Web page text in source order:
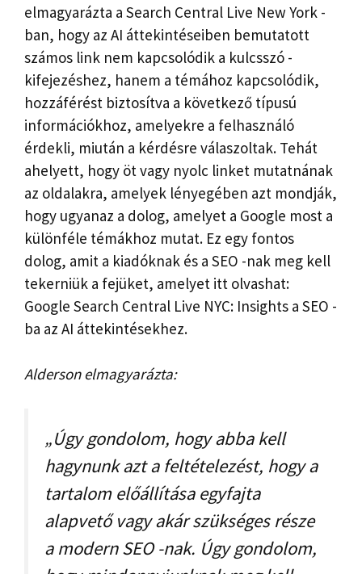
elmagyarázta a Search Central Live New York -
ban, hogy az AI áttekintéseiben bemutatott
számos link nem kapcsolódik a kulcsszó -
kifejezéshez, hanem a témához kapcsolódik,
hozzáférést biztosítva a következő típusú
információkhoz, amelyekre a felhasználó
érdekli, miután a kérdésre válaszoltak. Tehát
ahelyett, hogy öt vagy nyolc linket mutatnának
az oldalakra, amelyek lényegében azt mondják,
hogy ugyanaz a dolog, amelyet a Google most a
különféle témákhoz mutat. Ez egy fontos
dolog, amit a kiadóknak és a SEO -nak meg kell
tekerniük a fejüket, amelyet itt olvashat:
Google Search Central Live NYC: Insights a SEO -
ba az AI áttekintésekhez.
Alderson elmagyarázta:
„Úgy gondolom, hogy abba kell
hagynunk azt a feltételezést, hogy a
tartalom előállítása egyfajta
alapvető vagy akár szükséges része
a modern SEO -nak. Úgy gondolom,